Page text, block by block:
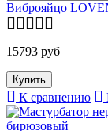
Виброяйцо
15793 руб
К сравнению